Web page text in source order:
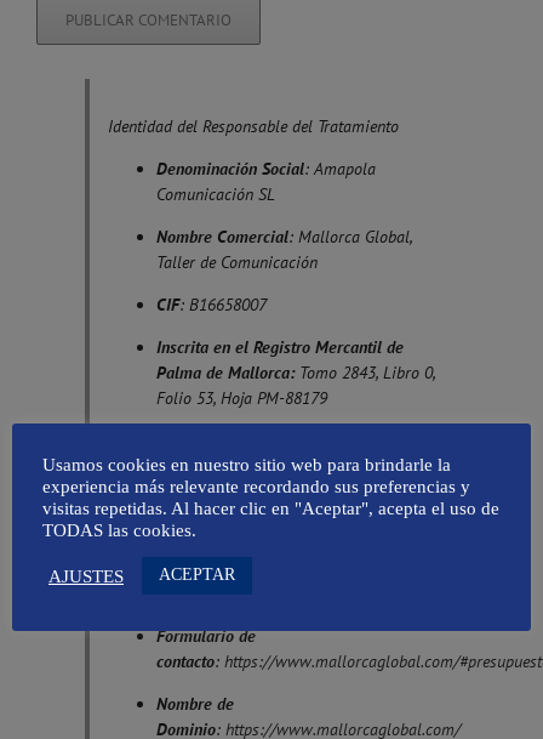
Identidad del Responsable del Tratamiento
Denominación Social: Amapola
Comunicación SL
Nombre Comercial: Mallorca Global,
Taller de Comunicación
CIF: B16658007
Inscrita en el Registro Mercantil de
Palma de Mallorca: Tomo 2843, Libro 0,
Folio 53, Hoja PM-88179
nº 10, bajos. 07014 Palma. Baleares
Actividad: Comunicación
eMail:contacto@mallorcaglobal.com
Formulario de
contacto: https://www.mallorcaglobal.com/
Nombre de
Dominio: https://www.mallorcaglobal.com/
Usamos cookies en nuestro sitio web para brindarle la
experiencia más relevante recordando sus preferencias y
visitas repetidas. Al hacer clic en "Aceptar", acepta el uso de
TODAS las cookies.
AJUSTES ACEPTAR